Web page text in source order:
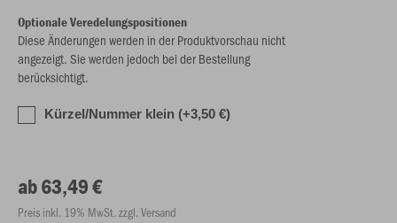
Optionale Veredelungspositionen
Diese Änderungen werden in der Produktvorschau nicht
angezeigt. Sie werden jedoch bei der Bestellung
berücksichtigt.
Kürzel/Nummer klein (+3,50 €)
ab 63,49 €
Preis inkl. 19% MwSt. zzgl. Versand